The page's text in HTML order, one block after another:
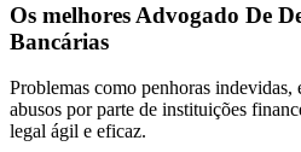
Os melhores Advogado De
Bancárias
Problemas como penhoras indevidas,
abusos por parte de instituições
legal ágil e eficaz.